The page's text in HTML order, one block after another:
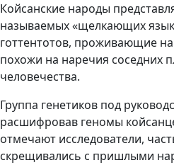
Койсанские народы
называемых «щелкающих
готтентотов, проживающие
похожи на наречия соседних
человечества.
Группа генетиков под
расшифровав геномы
отмечают исследователи,
скрещивались с пришлыми